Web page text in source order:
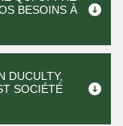
BESOINS À
DUCULTY,
SOCIÉTÉ